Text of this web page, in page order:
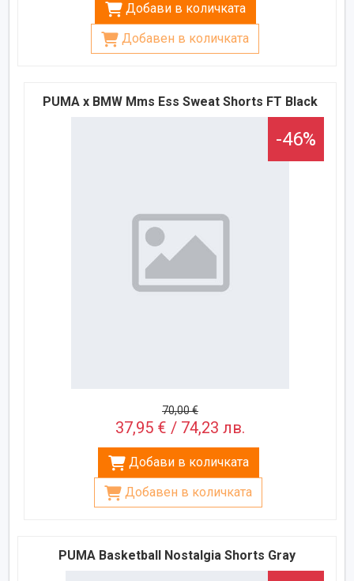
Добави в количката
Добавен в количката
PUMA x BMW Mms Ess Sweat Shorts FT Black
-46%
70,00 €
37,95 € / 74,23 лв.
Добави в количката
Добавен в количката
PUMA Basketball Nostalgia Shorts Gray